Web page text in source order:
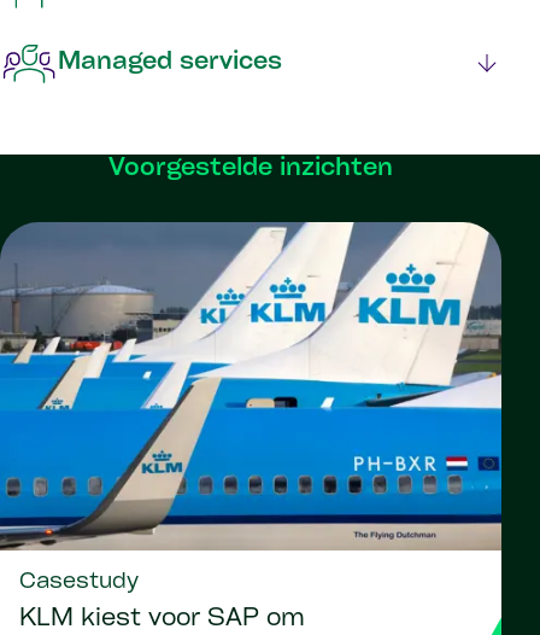
Managed services
Voorgestelde inzichten
Casestudy
KLM kiest voor SAP om